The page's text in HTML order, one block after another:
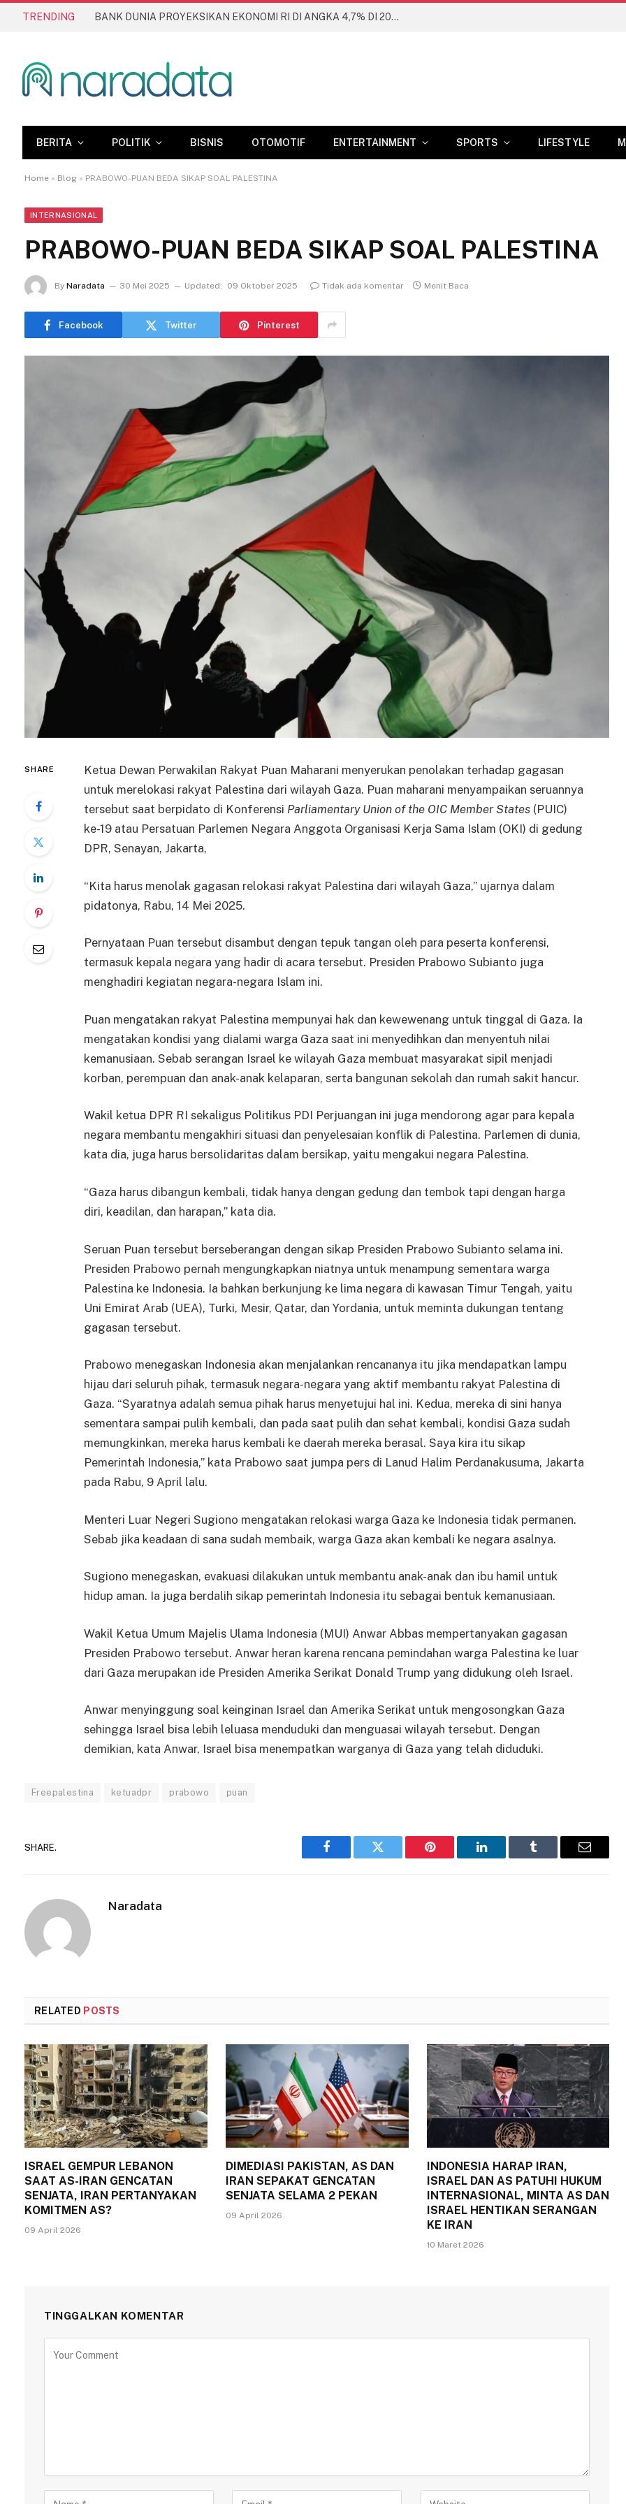
TRENDING BANK DUNIA PROYEKSIKAN EKONOMI RI DI ANGKA 4,7% DI 2026
BERITA POLITIK BISNIS OTOMOTIF ENTERTAINMENT SPORTS LIFESTYLE
Home » Blog » PRABOWO-PUAN BEDA SIKAP SOAL PALESTINA
INTERNASIONAL
PRABOWO-PUAN BEDA SIKAP SOAL PALESTINA
By Naradata 30 Mei 2025 Updated: 09 Oktober 2025 Tidak ada komentar Menit Baca
Facebook Twitter Pinterest
SHARE
Ketua Dewan Perwakilan Rakyat Puan Maharani menyerukan penolakan terhadap gagasan
untuk merelokasi rakyat Palestina dari wilayah Gaza. Puan maharani menyampaikan seruannya
tersebut saat berpidato di Konferensi Parliamentary Union of the OIC Member States (PUIC)
ke-19 atau Persatuan Parlemen Negara Anggota Organisasi Kerja Sama Islam (OKI) di gedung
DPR, Senayan, Jakarta,
“Kita harus menolak gagasan relokasi rakyat Palestina dari wilayah Gaza,” ujarnya dalam
pidatonya, Rabu, 14 Mei 2025.
Pernyataan Puan tersebut disambut dengan tepuk tangan oleh para peserta konferensi,
termasuk kepala negara yang hadir di acara tersebut. Presiden Prabowo Subianto juga
menghadiri kegiatan negara-negara Islam ini.
Puan mengatakan rakyat Palestina mempunyai hak dan kewewenang untuk tinggal di Gaza. Ia
mengatakan kondisi yang dialami warga Gaza saat ini menyedihkan dan menyentuh nilai
kemanusiaan. Sebab serangan Israel ke wilayah Gaza membuat masyarakat sipil menjadi
korban, perempuan dan anak-anak kelaparan, serta bangunan sekolah dan rumah sakit hancur.
Wakil ketua DPR RI sekaligus Politikus PDI Perjuangan ini juga mendorong agar para kepala
negara membantu mengakhiri situasi dan penyelesaian konflik di Palestina. Parlemen di dunia,
kata dia, juga harus bersolidaritas dalam bersikap, yaitu mengakui negara Palestina.
“Gaza harus dibangun kembali, tidak hanya dengan gedung dan tembok tapi dengan harga
diri, keadilan, dan harapan,” kata dia.
Seruan Puan tersebut berseberangan dengan sikap Presiden Prabowo Subianto selama ini.
Presiden Prabowo pernah mengungkapkan niatnya untuk menampung sementara warga
Palestina ke Indonesia. Ia bahkan berkunjung ke lima negara di kawasan Timur Tengah, yaitu
Uni Emirat Arab (UEA), Turki, Mesir, Qatar, dan Yordania, untuk meminta dukungan tentang
gagasan tersebut.
Prabowo menegaskan Indonesia akan menjalankan rencananya itu jika mendapatkan lampu
hijau dari seluruh pihak, termasuk negara-negara yang aktif membantu rakyat Palestina di
Gaza. “Syaratnya adalah semua pihak harus menyetujui hal ini. Kedua, mereka di sini hanya
sementara sampai pulih kembali, dan pada saat pulih dan sehat kembali, kondisi Gaza sudah
memungkinkan, mereka harus kembali ke daerah mereka berasal. Saya kira itu sikap
Pemerintah Indonesia,” kata Prabowo saat jumpa pers di Lanud Halim Perdanakusuma, Jakarta
pada Rabu, 9 April lalu.
Menteri Luar Negeri Sugiono mengatakan relokasi warga Gaza ke Indonesia tidak permanen.
Sebab jika keadaan di sana sudah membaik, warga Gaza akan kembali ke negara asalnya.
Sugiono menegaskan, evakuasi dilakukan untuk membantu anak-anak dan ibu hamil untuk
hidup aman. Ia juga berdalih sikap pemerintah Indonesia itu sebagai bentuk kemanusiaan.
Wakil Ketua Umum Majelis Ulama Indonesia (MUI) Anwar Abbas mempertanyakan gagasan
Presiden Prabowo tersebut. Anwar heran karena rencana pemindahan warga Palestina ke luar
dari Gaza merupakan ide Presiden Amerika Serikat Donald Trump yang didukung oleh Israel.
Anwar menyinggung soal keinginan Israel dan Amerika Serikat untuk mengosongkan Gaza
sehingga Israel bisa lebih leluasa menduduki dan menguasai wilayah tersebut. Dengan
demikian, kata Anwar, Israel bisa menempatkan warganya di Gaza yang telah diduduki.
Freepalestina ketuadpr prabowo puan
SHARE.
Facebook Twitter Pinterest LinkedIn Tumblr Email
Naradata
RELATED POSTS
ISRAEL GEMPUR LEBANON
SAAT AS-IRAN GENCATAN
SENJATA, IRAN PERTANYAKAN
KOMITMEN AS?
09 April 2026
DIMEDIASI PAKISTAN, AS DAN
IRAN SEPAKAT GENCATAN
SENJATA SELAMA 2 PEKAN
09 April 2026
INDONESIA HARAP IRAN,
ISRAEL DAN AS PATUHI HUKUM
INTERNASIONAL, MINTA AS DAN
ISRAEL HENTIKAN SERANGAN
KE IRAN
10 Maret 2026
TINGGALKAN KOMENTAR